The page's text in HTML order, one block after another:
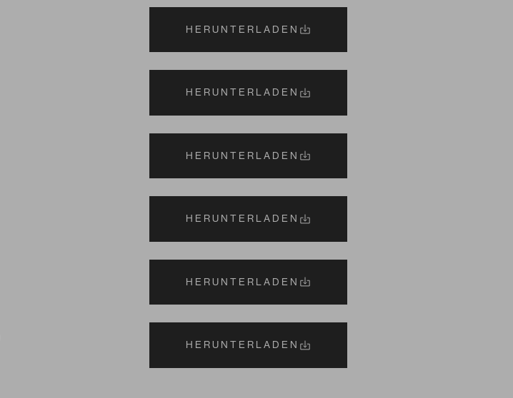
HERUNTERLADEN
HERUNTERLADEN
HERUNTERLADEN
HERUNTERLADEN
HERUNTERLADEN
HERUNTERLADEN